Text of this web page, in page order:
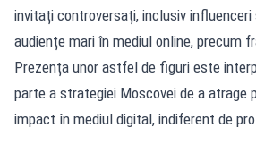
invitați controversați, inclusiv
audiențe mari în mediul online, precum
Prezența unor astfel de figuri este
parte a strategiei Moscovei de a atrage
impact în mediul digital, indiferent de